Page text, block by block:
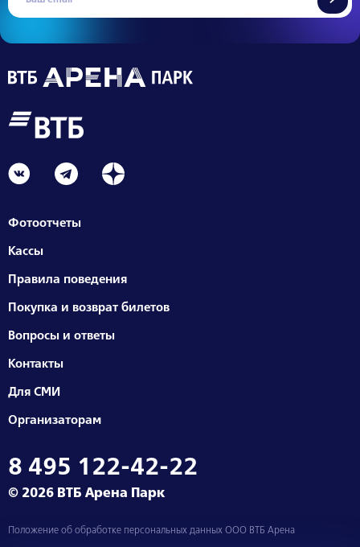
Фотоотчеты
Кассы
Правила поведения
Покупка и возврат билетов
Вопросы и ответы
Контакты
Для СМИ
Организаторам
8 495 122-42-22
© 2026 ВТБ Арена Парк
Положение об обработке персональных данных ООО ВТБ Арена